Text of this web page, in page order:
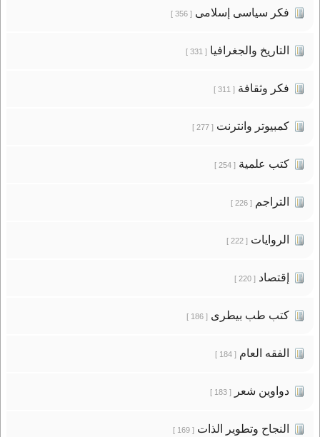
فكر سياسى إسلامى[ 356 ]
التاريخ والجغرافيا[ 331 ]
فكر وثقافة[ 311 ]
كمبيوتر وانترنت[ 277 ]
كتب علمية[ 254 ]
التراجم[ 226 ]
الروايات[ 222 ]
إقتصاد[ 220 ]
كتب طب بيطرى[ 186 ]
الفقه العام[ 184 ]
دواوين شعر[ 183 ]
النجاح وتطوير الذات[ 169 ]